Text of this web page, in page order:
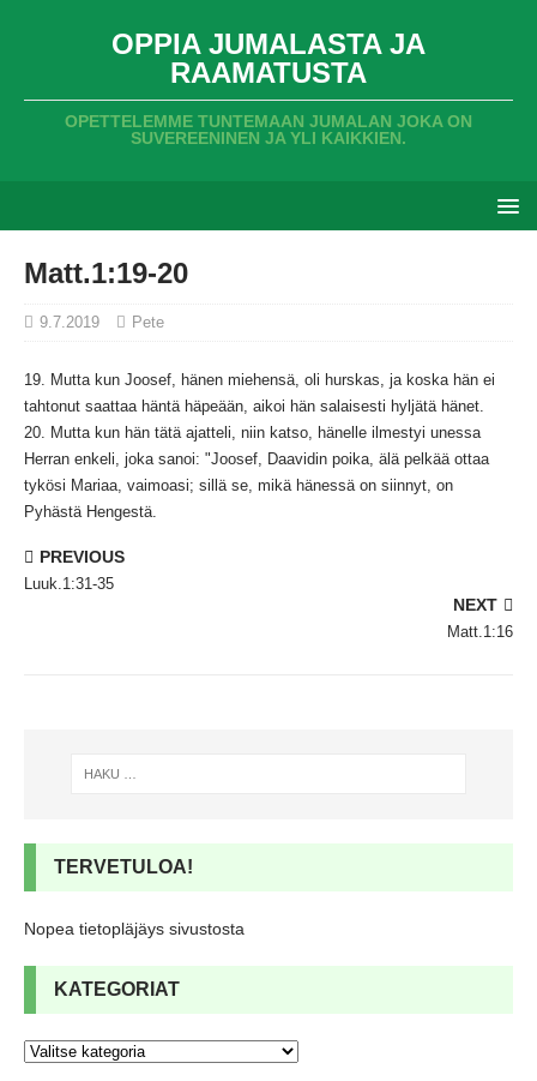
OPPIA JUMALASTA JA
RAAMATUSTA
OPETTELEMME TUNTEMAAN JUMALAN JOKA ON
SUVEREENINEN JA YLI KAIKKIEN.
Matt.1:19-20
9.7.2019 Pete
19. Mutta kun Joosef, hänen miehensä, oli hurskas, ja koska hän ei
tahtonut saattaa häntä häpeään, aikoi hän salaisesti hyljätä hänet.
20. Mutta kun hän tätä ajatteli, niin katso, hänelle ilmestyi unessa
Herran enkeli, joka sanoi: "Joosef, Daavidin poika, älä pelkää ottaa
tykösi Mariaa, vaimoasi; sillä se, mikä hänessä on siinnyt, on
Pyhästä Hengestä.
PREVIOUS
Luuk.1:31-35
NEXT
Matt.1:16
TERVETULOA!
Nopea tietopläjäys sivustosta
KATEGORIAT